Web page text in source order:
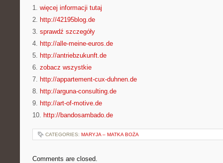
1. więcej informacji tutaj
2. http://42195blog.de
3. sprawdź szczegóły
4. http://alle-meine-euros.de
5. http://antriebzukunft.de
6. zobacz wszystkie
7. http://appartement-cux-duhnen.de
8. http://arguna-consulting.de
9. http://art-of-motive.de
10. http://bandosambado.de
CATEGORIES: MARYJA – MATKA BOŻA
Comments are closed.